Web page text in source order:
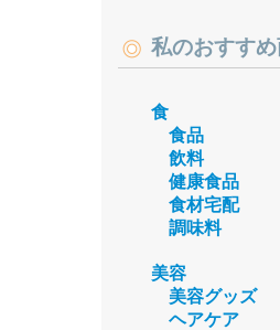
私のおすす
食
食品
飲料
健康食品
食材宅配
調味料
美容
美容グッズ
ヘアケア